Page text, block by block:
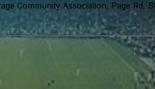
Community Association, Page Rd,